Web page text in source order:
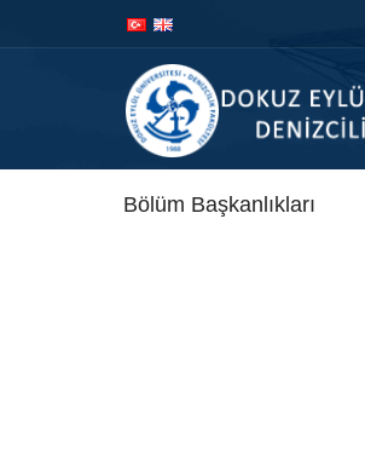
Bölüm Başkanlıkları